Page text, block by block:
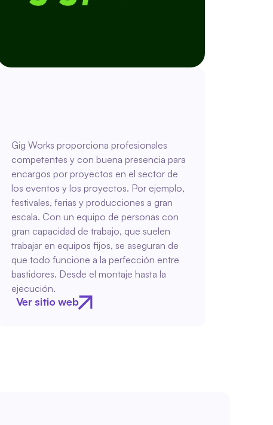
Gig Works proporciona profesionales
competentes y con buena presencia para
encargos por proyectos en el sector de
los eventos y los proyectos. Por ejemplo,
festivales, ferias y producciones a gran
escala. Con un equipo de personas con
gran capacidad de trabajo, que suelen
trabajar en equipos fijos, se aseguran de
que todo funcione a la perfección entre
bastidores. Desde el montaje hasta la
ejecución.
Ver sitio web